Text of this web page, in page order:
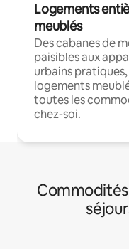
Logements
meublés
Des cabanes de
paisibles aux
urbains
logements
toutes les
chez-soi.